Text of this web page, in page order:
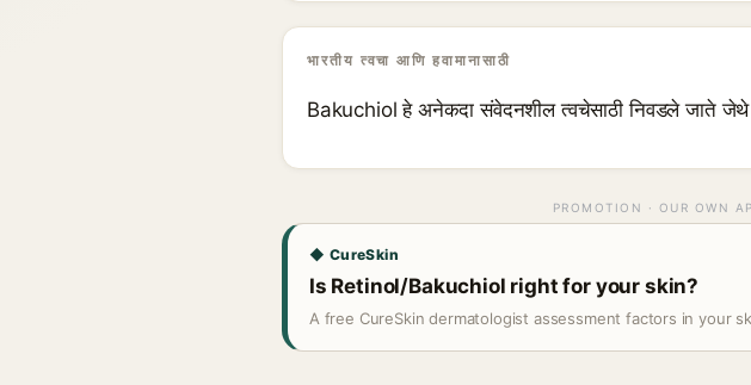
भारतीय त्वचा आणि हवामानासाठी
Bakuchiol हे अनेकदा संवेदनशील त्वचेसाठी निवडले जाते
PROMOTION · OUR OWN
◆ CureSkin
Is Retinol/Bakuchiol right for your skin?
A free CureSkin dermatologist assessment factors in your